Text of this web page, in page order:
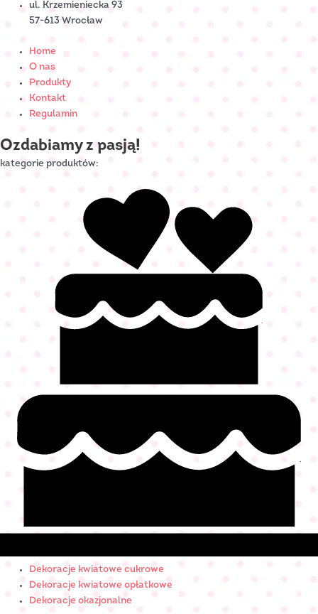
ul. Krzemieniecka 93
57-613 Wrocław
Home
O nas
Produkty
Kontakt
Regulamin
Ozdabiamy z pasją!
kategorie produktów:
Dekoracje kwiatowe cukrowe
Dekoracje kwiatowe opłatkowe
Dekoracje okazjonalne